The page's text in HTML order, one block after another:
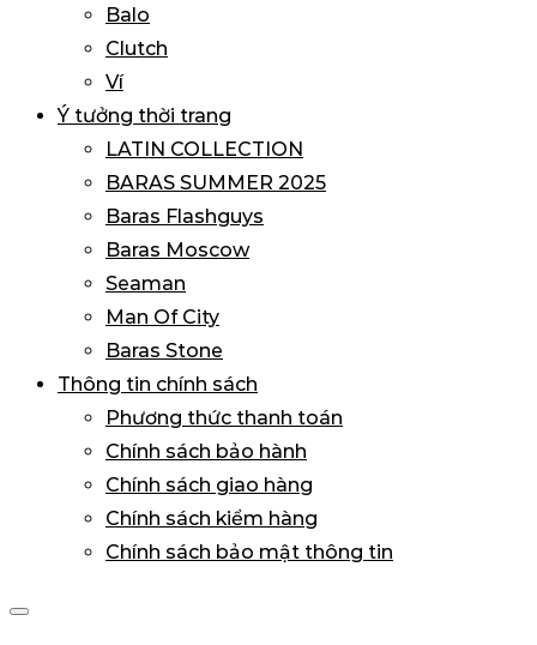
Balo
Clutch
Ví
Ý tưởng thời trang
LATIN COLLECTION
BARAS SUMMER 2025
Baras Flashguys
Baras Moscow
Seaman
Man Of City
Baras Stone
Thông tin chính sách
Phương thức thanh toán
Chính sách bảo hành
Chính sách giao hàng
Chính sách kiểm hàng
Chính sách bảo mật thông tin